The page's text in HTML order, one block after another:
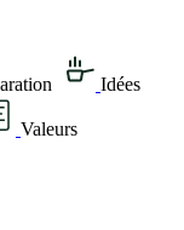
Idées
Valeurs